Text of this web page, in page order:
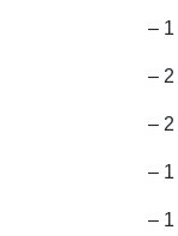
–
–
–
– 1
–